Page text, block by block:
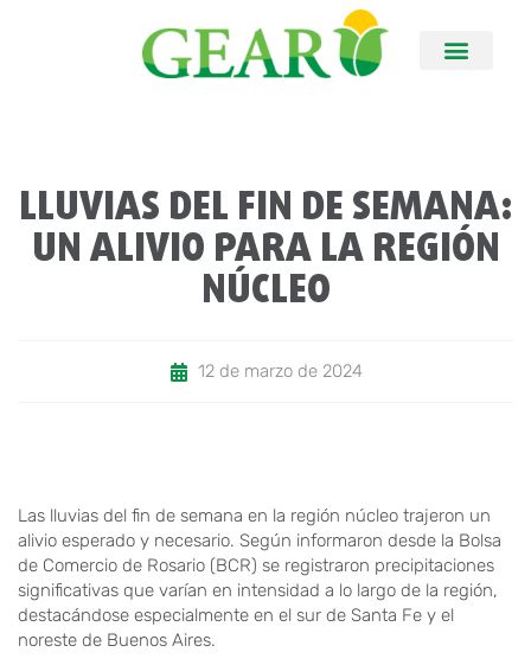
LLUVIAS DEL FIN DE SEMANA:
UN ALIVIO PARA LA REGIÓN
NÚCLEO
12 de marzo de 2024
Las lluvias del fin de semana en la región núcleo trajeron un
alivio esperado y necesario. Según informaron desde la Bolsa
de Comercio de Rosario (BCR) se registraron precipitaciones
significativas que varían en intensidad a lo largo de la región,
destacándose especialmente en el sur de Santa Fe y el
noreste de Buenos Aires.